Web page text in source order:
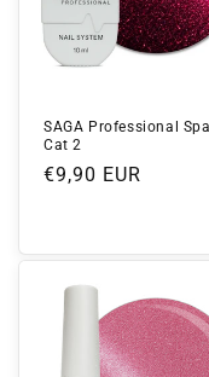
SAGA Professional
Cat 2
Normaler
€9,90 EUR